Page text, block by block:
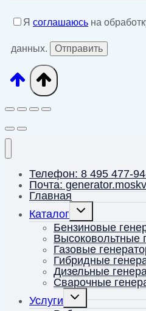
Я соглашаюсь на
данных.
Телефон: 8 495 477-
Почта:
Главная
Каталог
Переключить
меню
Бензиновые
Высоковольтные
Газовые
Гибридные
Дизельные
Сварочные
Услуги
Переключить
дочернее